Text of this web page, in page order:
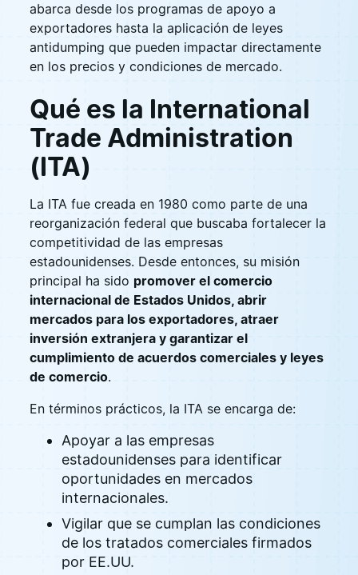
abarca desde los programas de apoyo a
exportadores hasta la aplicación de leyes
antidumping que pueden impactar directamente
en los precios y condiciones de mercado.
Qué es la International
Trade Administration
(ITA)
La ITA fue creada en 1980 como parte de una
reorganización federal que buscaba fortalecer la
competitividad de las empresas
estadounidenses. Desde entonces, su misión
principal ha sido promover el comercio
internacional de Estados Unidos, abrir
mercados para los exportadores, atraer
inversión extranjera y garantizar el
cumplimiento de acuerdos comerciales y leyes
de comercio.
En términos prácticos, la ITA se encarga de:
Apoyar a las empresas
estadounidenses para identificar
oportunidades en mercados
internacionales.
Vigilar que se cumplan las condiciones
de los tratados comerciales firmados
por EE.UU.